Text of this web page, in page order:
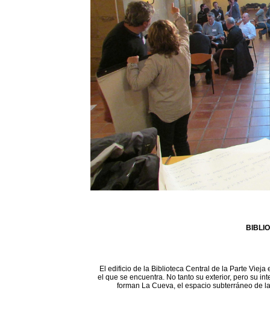
El edificio de la Biblioteca Central de la Parte
el que se encuentra. No tanto su exterior, pero su
forman La Cueva, el espacio subterráneo de